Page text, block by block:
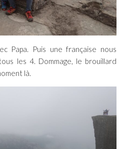
Papa. Puis une française nous
les 4. Dommage, le brouillard
là.